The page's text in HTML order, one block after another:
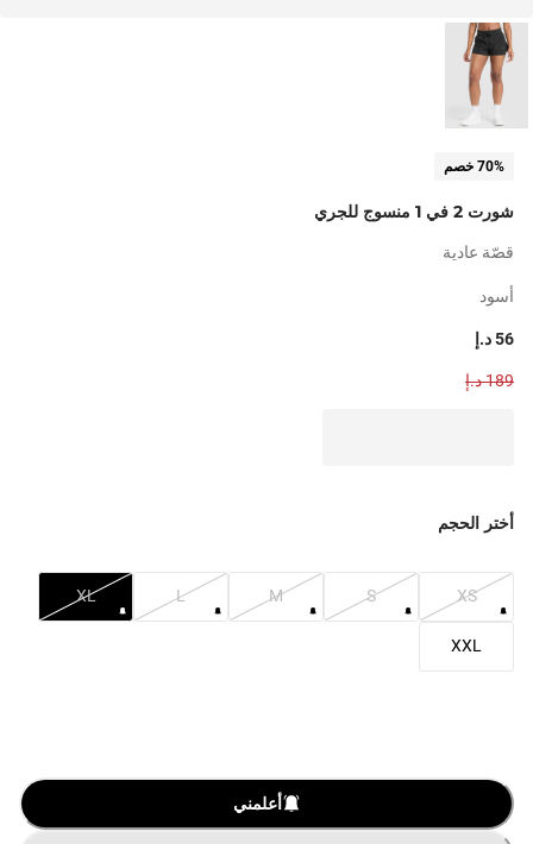
70% خصم
شورت 2 في 1 منسوج للجري
قصّة عادية
أسود
56 د.إ
189 د.إ
أختر الحجم
XS
S
M
L
XL
XXL
أعلمني